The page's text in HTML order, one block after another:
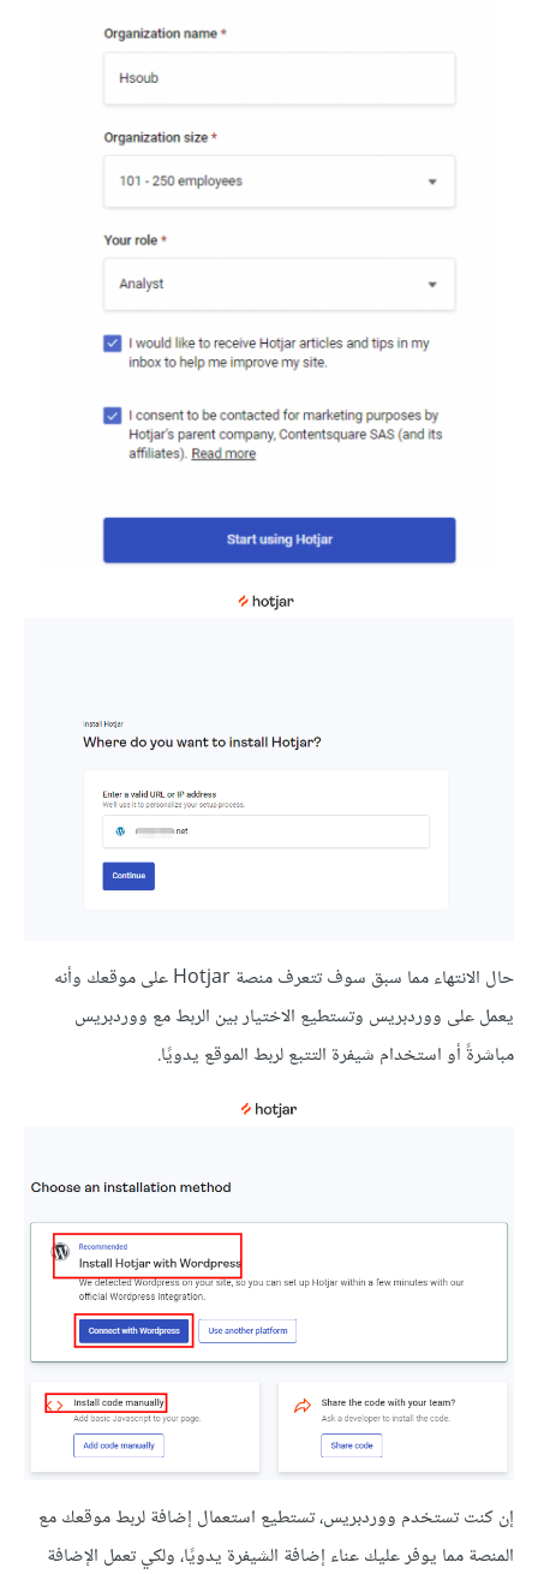
حال الانتهاء مما سبق سوف تتعرف منصة Hotjar على موقعك وأنه
يعمل على ووردبريس وتستطيع الاختيار بين الربط مع ووردبريس
مباشرةً أو استخدام شيفرة التتبع لربط الموقع يدويًا.
إن كنت تستخدم ووردبريس، تستطيع استعمال إضافة لربط موقعك مع
المنصة مما يوفر عليك عناء إضافة الشيفرة يدويًا، ولكي تعمل الإضافة